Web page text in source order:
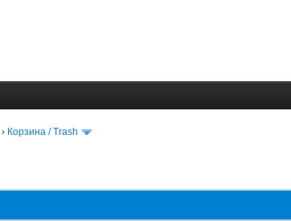
› Корзина / Trash